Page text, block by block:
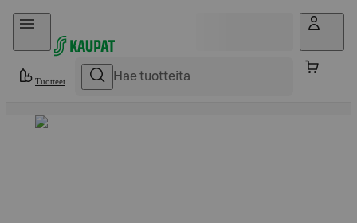
Hyppää sisältöön
Tuotteet